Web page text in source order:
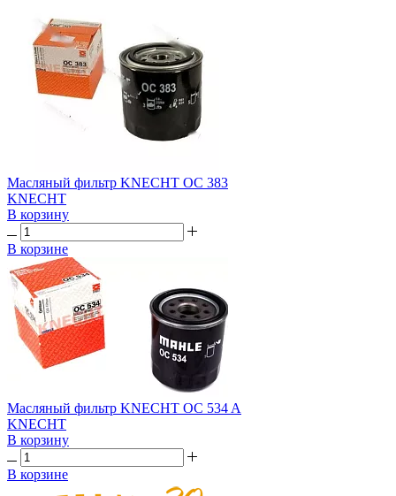
Масляный фильтр KNECHT OC 383
KNECHT
В корзину
В корзине
Масляный фильтр KNECHT OC 534 A
KNECHT
В корзину
В корзине